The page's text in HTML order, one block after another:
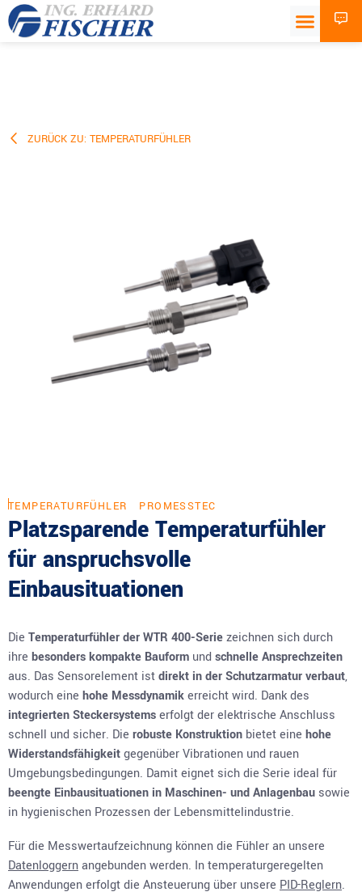
ZURÜCK ZU: TEMPERATURFÜHLER
TEMPERATURFÜHLER PROMESSTEC
Platzsparende Temperaturfühler
für anspruchsvolle
Einbausituationen
Die Temperaturfühler der WTR 400-Seriezeichnen sich durch
ihre besonders kompakte Bauform und schnelle Ansprechzeiten
aus. Das Sensorelement istdirekt in der Schutzarmatur verbaut,
wodurch eine hohe Messdynamikerreicht wird. Dank des
integrierten Steckersystemserfolgt der elektrische Anschluss
schnell und sicher. Die robuste Konstruktion bietet eine hohe
Widerstandsfähigkeitgegenüber Vibrationen und rauen
Umgebungsbedingungen. Damit eignet sich die Serie ideal für
beengte Einbausituationen in Maschinen- und Anlagenbau sowie
in hygienischen Prozessen der Lebensmittelindustrie.
Für die Messwertaufzeichnung können die Fühler an unsere
Datenloggernangebunden werden. In temperaturgeregelten
Anwendungen erfolgt die Ansteuerung über unsere PID-Reglern.